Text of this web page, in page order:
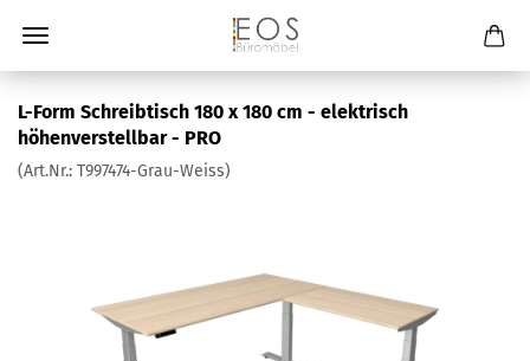
L-Form Schreibtisch 180 x 180 cm - elektrisch
höhenverstellbar - PRO
(Art.Nr.: T997474-Grau-Weiss)